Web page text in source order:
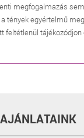
megfogalmazás
tények egyértelmű
feltétlenül tájékozódjon
AJÁNLATAINK